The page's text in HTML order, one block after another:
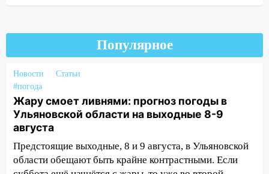
и шквал до 27 м/с
из Европы и потерял 760 тысяч рублей
12:20
В Чердаклинском районе
столкнулись «Лада» и Chevrolet:
пострадал 14-летний подросток
12:00 Где есть бензин в Ульяновске 7
августа: список АЗС
Популярное
Новости
Статьи
#погода
Жару смоет ливнями: прогноз погоды в
Ульяновской области на выходные 8-9
августа
Предстоящие выходные, 8 и 9 августа, в Ульяновской
области обещают быть крайне контрастными. Если